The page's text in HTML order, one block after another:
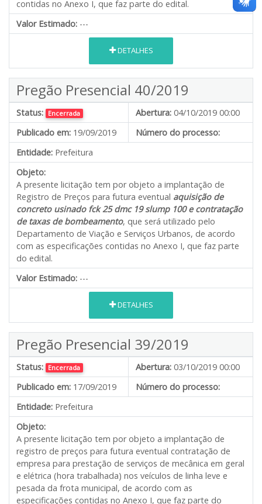
contidas no Anexo I, que faz parte do edital.
Valor Estimado: ---
DETALHES
Pregão Presencial 40/2019
Status: Encerrada Abertura: 04/10/2019 00:00
Publicado em: 19/09/2019
Número do processo:
Entidade: Prefeitura
Objeto:
A presente licitação tem por objeto a implantação de
Registro de Preços para futura eventual aquisição de
concreto usinado fck 25 dmc 19 slump 100 e contratação
de taxas de bombeamento, que será utilizado pelo
Departamento de Viação e Serviços Urbanos, de acordo
com as especificações contidas no Anexo I, que faz parte
do edital.
Valor Estimado: ---
DETALHES
Pregão Presencial 39/2019
Status: Encerrada Abertura: 03/10/2019 00:00
Publicado em: 17/09/2019
Número do processo:
Entidade: Prefeitura
Objeto:
A presente licitação tem por objeto a implantação de
registro de preços para futura eventual contratação de
empresa para prestação de serviços de mecânica em geral
e elétrica (hora trabalhada) nos veículos de linha leve e
pesada da frota municipal, de acordo com as
especificações contidas no Anexo I, que faz parte do